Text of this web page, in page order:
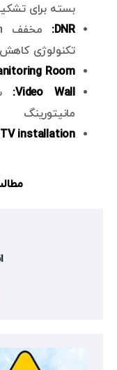
بسته برای
DNR:
تکنولوژی کاهش
Room:
Video Wall:
مانیتورینگ
installation: